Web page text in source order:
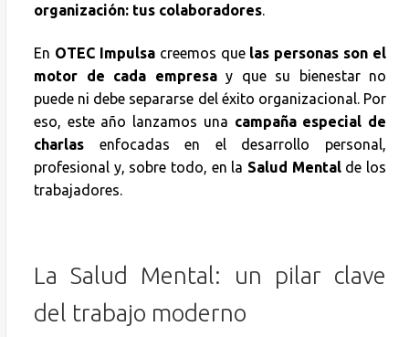
organización: tus colaboradores.
En OTEC Impulsacreemos que las personas son el
motor de cada empresay que su bienestar no
puede ni debe separarse del éxito organizacional. Por
eso, este año lanzamos una campaña especial de
charlas enfocadas en el desarrollo personal,
profesional y, sobre todo, en la Salud Mentalde los
trabajadores.
La Salud Mental: un pilar clave
del trabajo moderno